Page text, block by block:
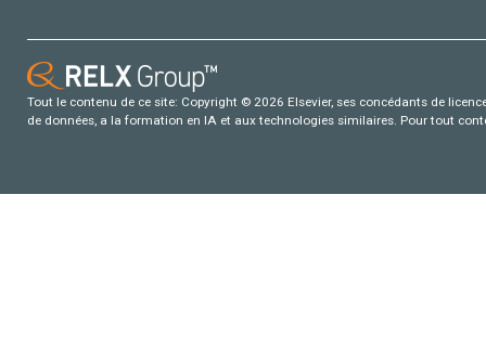
Tout le contenu de ce site: Copyright © 2026 Elsevier, ses concédants de
de données, a la formation en IA et aux technologies similaires. Pour tout